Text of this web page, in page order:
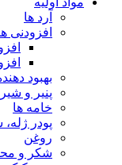
آرد ها
افزودنی
بهبود
پنیر و شیر
خامه ها
پودر
روغن
شکر و